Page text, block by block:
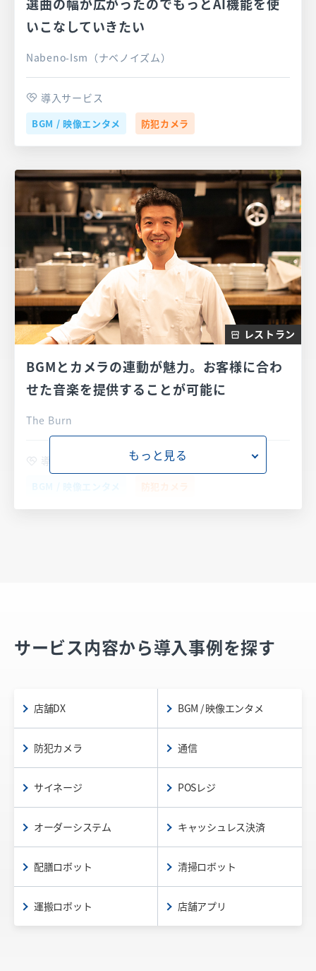
いこなしていきたい
Nabeno-Ism（ナベノイズム）
導入サービス
BGM / 映像エンタメ 防犯カメラ
レストラン
BGMとカメラの連動が魅力。お客様に合わ
せた音楽を提供することが可能に
The Burn
導入サービス
防犯カメラ
もっと見る
サービス内容から導入事例を探す
店舗DX BGM / 映像エンタメ
防犯カメラ 通信
サイネージ POSレジ
オーダーシステム キャッシュレス決済
配膳ロボット 清掃ロボット
運搬ロボット 店舗アプリ